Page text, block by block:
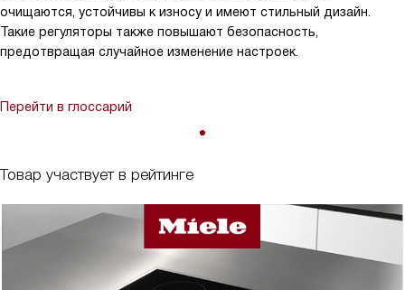
Товар участвует в рейтинге
очищаются, устойчивы к износу и имеют стильный дизайн.
Такие регуляторы также повышают безопасность,
предотвращая случайное изменение настроек.
Перейти в глоссарий